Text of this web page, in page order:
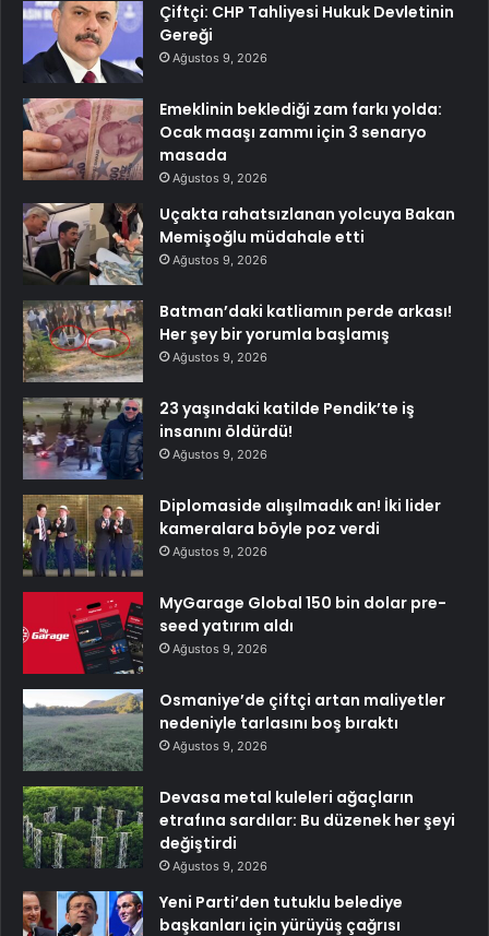
Çiftçi: CHP Tahliyesi Hukuk Devletinin
Gereği
Ağustos 9, 2026
Emeklinin beklediği zam farkı yolda:
Ocak maaşı zammı için 3 senaryo
masada
Ağustos 9, 2026
Uçakta rahatsızlanan yolcuya Bakan
Memişoğlu müdahale etti
Ağustos 9, 2026
Batman’daki katliamın perde arkası!
Her şey bir yorumla başlamış
Ağustos 9, 2026
23 yaşındaki katilde Pendik’te iş
insanını öldürdü!
Ağustos 9, 2026
Diplomaside alışılmadık an! İki lider
kameralara böyle poz verdi
Ağustos 9, 2026
MyGarage Global 150 bin dolar pre-
seed yatırım aldı
Ağustos 9, 2026
Osmaniye’de çiftçi artan maliyetler
nedeniyle tarlasını boş bıraktı
Ağustos 9, 2026
Devasa metal kuleleri ağaçların
etrafına sardılar: Bu düzenek her şeyi
değiştirdi
Ağustos 9, 2026
Yeni Parti’den tutuklu belediye
başkanları için yürüyüş çağrısı